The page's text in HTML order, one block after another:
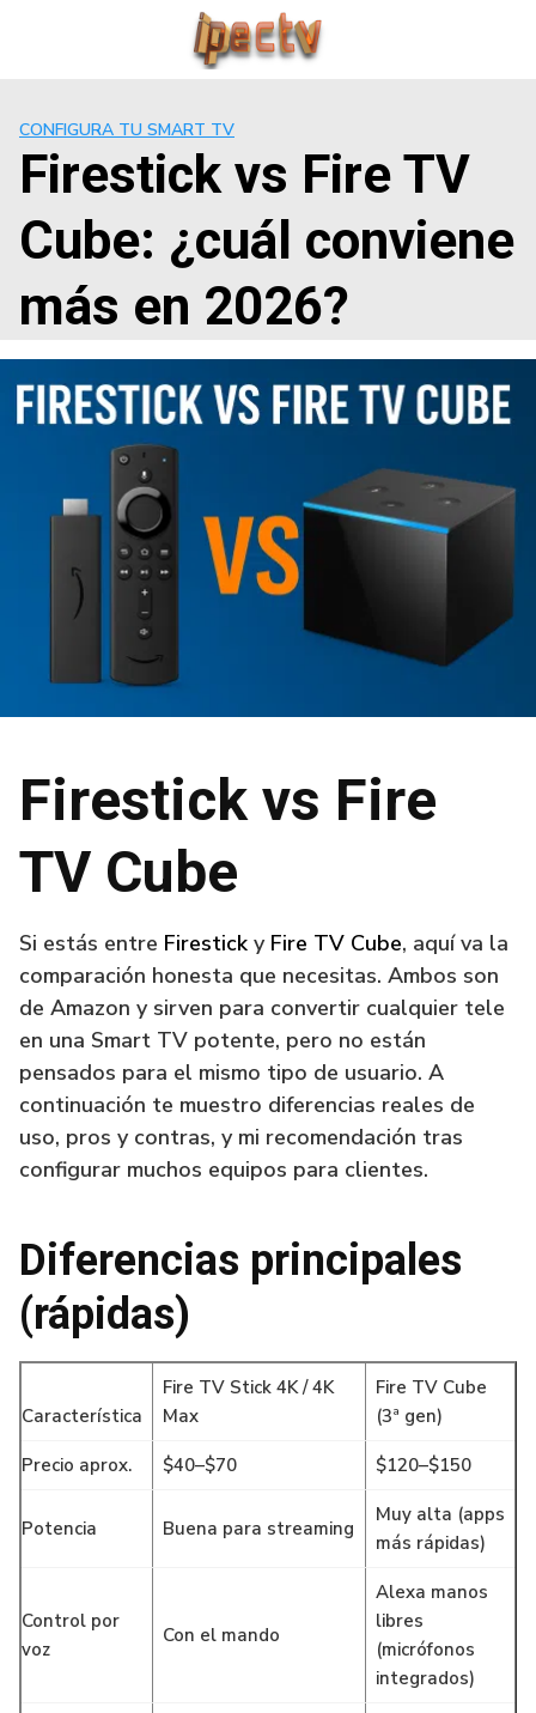
CONFIGURA TU SMART TV
Firestick vs Fire TV
Cube: ¿cuál conviene
más en 2026?
Firestick vs Fire
TV Cube
Si estás entre Firestick y Fire TV Cube, aquí va la
comparación honesta que necesitas. Ambos son
de Amazon y sirven para convertir cualquier tele
en una Smart TV potente, pero no están
pensados para el mismo tipo de usuario. A
continuación te muestro diferencias reales de
uso, pros y contras, y mi recomendación tras
configurar muchos equipos para clientes.
Diferencias principales
(rápidas)
Característica
Fire TV Stick 4K / 4K
Max
Fire TV Cube
(3ª gen)
Precio aprox. $40–$70 $120–$150
Potencia Buena para streaming
Muy alta (apps
más rápidas)
Control por
voz
Con el mando
Alexa manos
libres
(micrófonos
integrados)